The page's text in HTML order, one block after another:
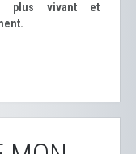
plus vivant et